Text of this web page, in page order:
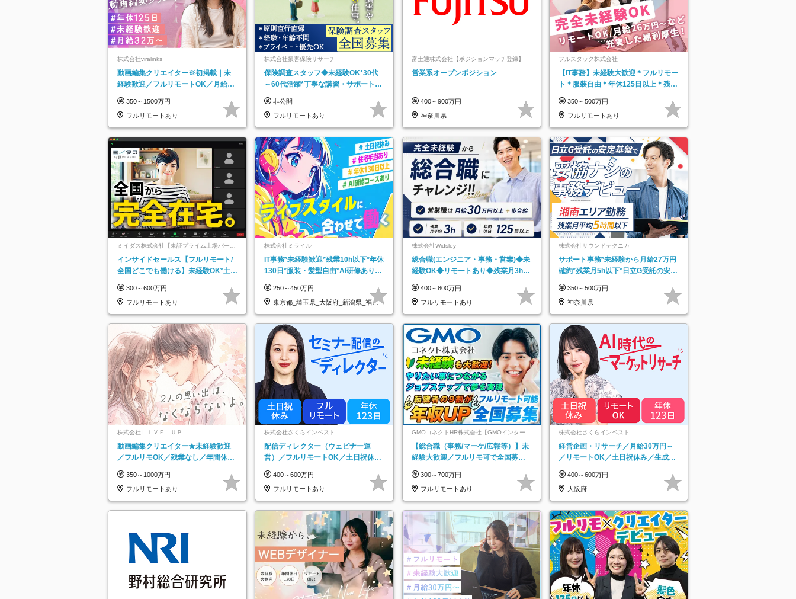
株式会社viralinks
動画編集クリエイター※初掲載｜未
経験歓迎／フルリモートOK／月給32
350～1500万円
フルリモートあり
株式会社損害保険リサーチ
保険調査スタッフ◆未経験OK*30代
～60代活躍*丁寧な講習・サポートあ
託
非公開
フルリモートあり
富士通株式会社【ポジションマッチ登録】
営業系オープンポジション
400～900万円
神奈川県
フルスタック株式会社
【IT事務】未経験大歓迎＊フルリモー
ト＊服装自由＊年休125日以上＊残業
350～500万円
フルリモートあり
ミイダス株式会社【東証プライム上場パーソ
インサイドセールス【フルリモート/
全国どこでも働ける】未経験OK*土日
300～600万円
フルリモートあり
株式会社ミライル
IT事務*未経験歓迎*残業10h以下*年休
130日*服装・髪型自由*AI研修あり*
250～450万円
東京都_埼玉県_大阪府_新潟県_福岡
県
株式会社Widsley
総合職(エンジニア・事務・営業)◆未
経験OK◆リモートあり◆残業月3h◆
400～800万円
フルリモートあり
株式会社サウンドテクニカ
サポート事務*未経験から月給27万円
確約*残業月5h以下*日立G受託の安定
350～500万円
神奈川県
株式会社ＬＩＶＥ ＵＰ
動画編集クリエイター★未経験歓迎
／フルリモOK／残業なし／年間休日
実で安心
350～1000万円
フルリモートあり
株式会社さくらインベスト
配信ディレクター（ウェビナー運
営）／フルリモートOK／土日祝休み
400～600万円
フルリモートあり
GMOコネクトHR株式会社【GMOインターネ
ットグループ】
【総合職（事務/マーケ/広報等）】未
経験大歓迎／フルリモ可で全国募
★
300～700万円
フルリモートあり
株式会社さくらインベスト
経営企画・リサーチ／月給30万円～
／リモートOK／土日祝休み／生成AI
400～600万円
大阪府